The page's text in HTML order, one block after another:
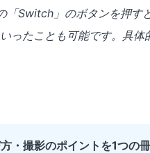
「Switch」のボタンを押す
ったことも可能です。具体
・撮影のポイントを1つの